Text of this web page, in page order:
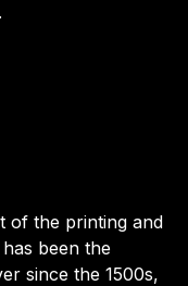
of the printing and
been the
since the 1500s,